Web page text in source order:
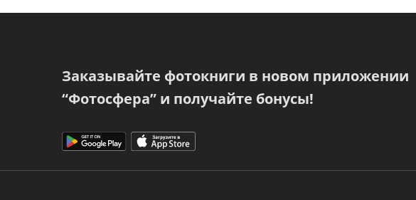
Заказывайте фотокниги в новом приложении
“Фотосфера” и получайте бонусы!